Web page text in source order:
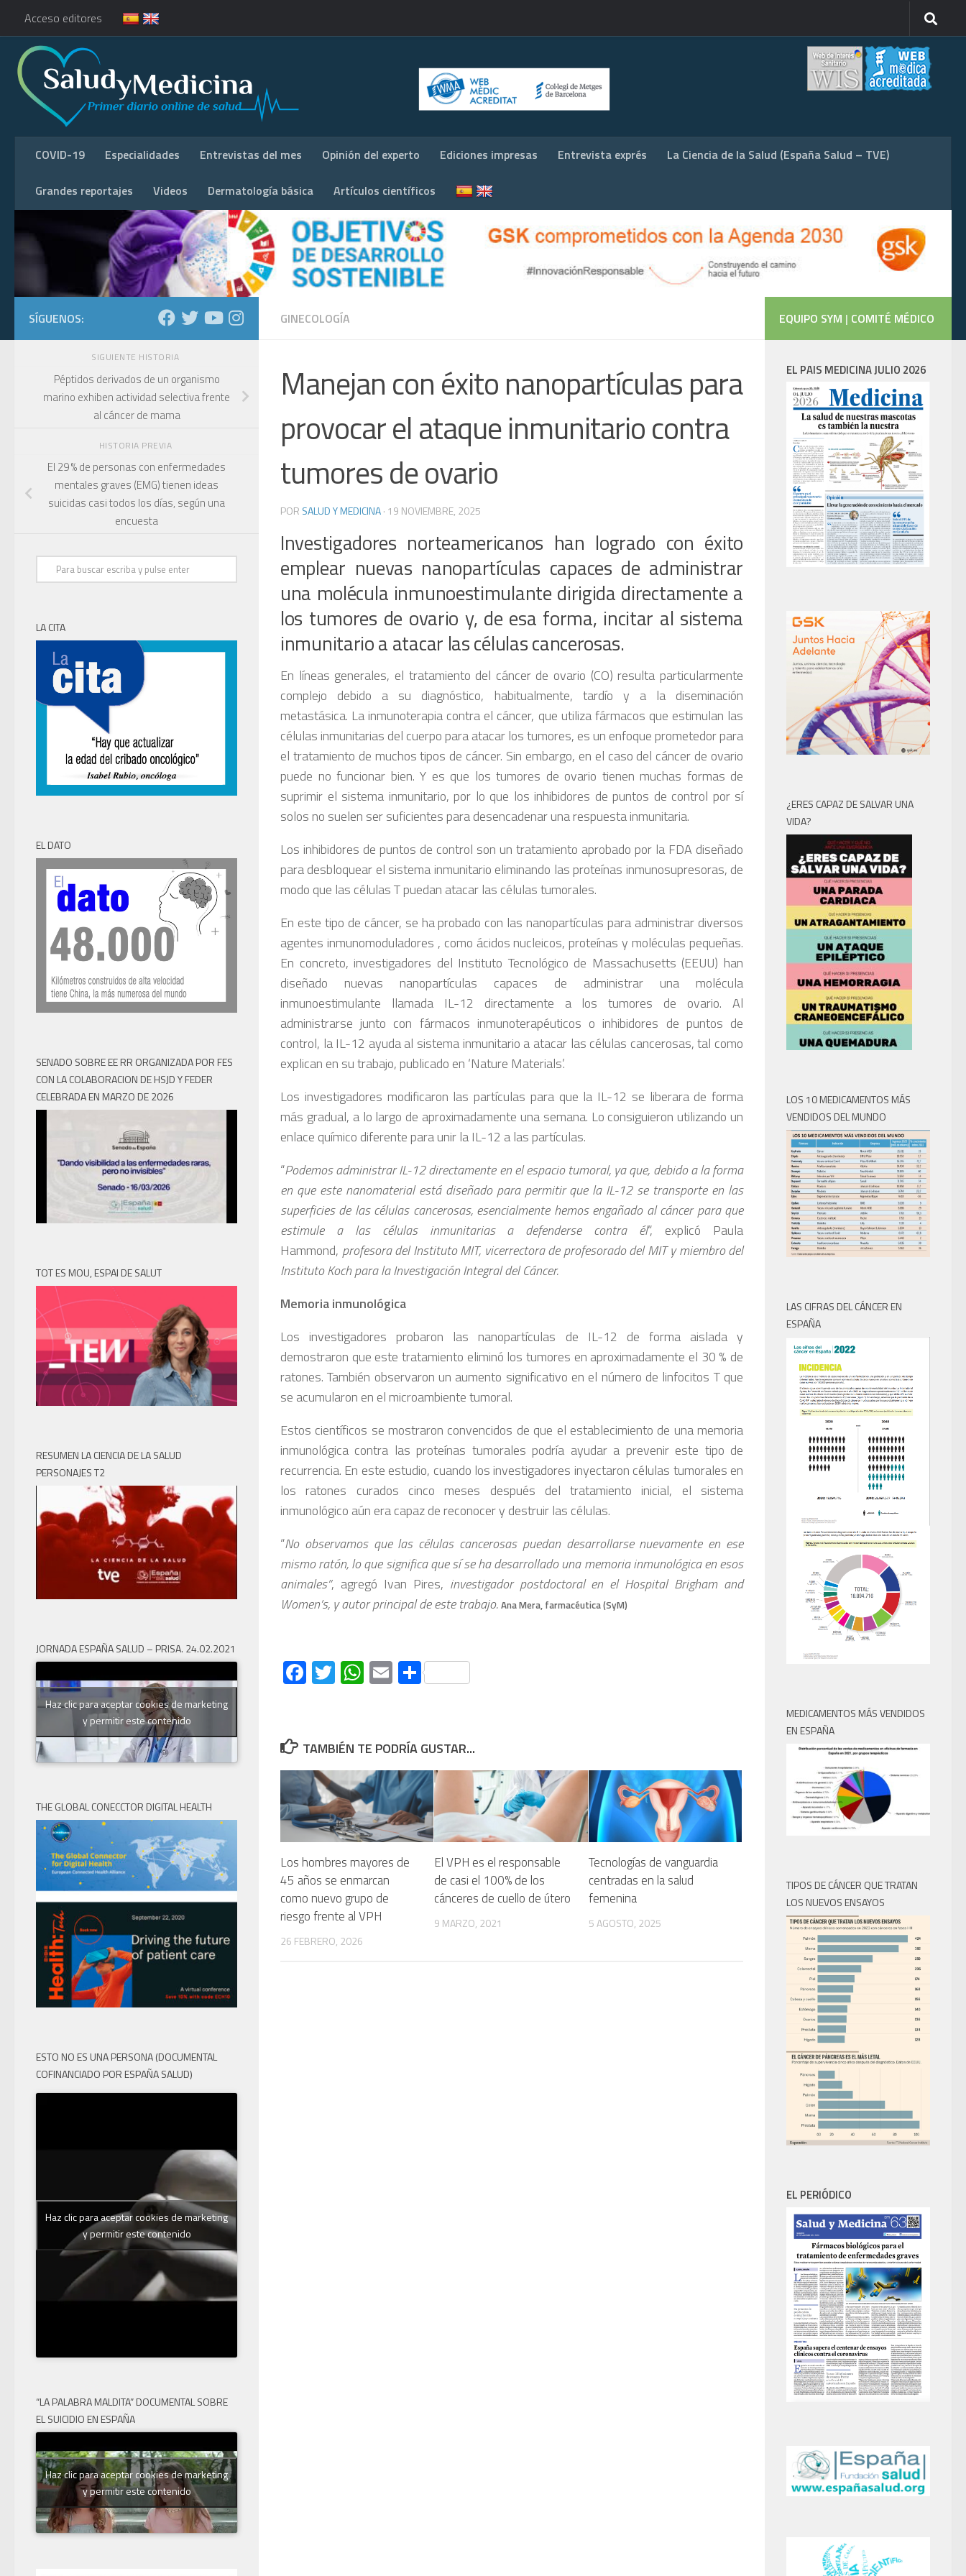
Acceso editores
COVID-19 Especialidades Entrevistas del mes Opinión del experto Ediciones impresas Entrevista exprés La Ciencia de la Salud (España Salud – TVE)
Grandes reportajes Videos Dermatología básica Artículos científicos
GINECOLOGÍA
Manejan con éxito nanopartículas para
provocar el ataque inmunitario contra
tumores de ovario
POR SALUD Y MEDICINA· 19 NOVIEMBRE, 2025
Investigadores norteamericanos han logrado con éxito
emplear nuevas nanopartículas capaces de administrar
una molécula inmunoestimulante dirigida directamente a
los tumores de ovario y, de esa forma, incitar al sistema
inmunitario a atacar las células cancerosas.
En líneas generales, el tratamiento del cáncer de ovario (CO) resulta particularmente
complejo debido a su diagnóstico, habitualmente, tardío y a la diseminación
metastásica. La inmunoterapia contra el cáncer, que utiliza fármacos que estimulan las
células inmunitarias del cuerpo para atacar los tumores, es un enfoque prometedor para
el tratamiento de muchos tipos de cáncer. Sin embargo, en el caso del cáncer de ovario
puede no funcionar bien. Y es que los tumores de ovario tienen muchas formas de
suprimir el sistema inmunitario, por lo que los inhibidores de puntos de control por sí
solos no suelen ser suficientes para desencadenar una respuesta inmunitaria.
Los inhibidores de puntos de control son un tratamiento aprobado por la FDA diseñado
para desbloquear el sistema inmunitario eliminando las proteínas inmunosupresoras, de
modo que las células T puedan atacar las células tumorales.
En este tipo de cáncer, se ha probado con las nanopartículas para administrar diversos
agentes inmunomoduladores , como ácidos nucleicos, proteínas y moléculas pequeñas.
En concreto, investigadores del Instituto Tecnológico de Massachusetts (EEUU) han
diseñado nuevas nanopartículas capaces de administrar una molécula
inmunoestimulante llamada IL-12 directamente a los tumores de ovario. Al
administrarse junto con fármacos inmunoterapéuticos o inhibidores de puntos de
control, la IL-12 ayuda al sistema inmunitario a atacar las células cancerosas, tal como
explican en su trabajo, publicado en ‘Nature Materials’.
Los investigadores modificaron las partículas para que la IL-12 se liberara de forma
más gradual, a lo largo de aproximadamente una semana. Lo consiguieron utilizando un
enlace químico diferente para unir la IL-12 a las partículas.
“Podemos administrar IL-12 directamente en el espacio tumoral, ya que, debido a la forma
en que este nanomaterial está diseñado para permitir que la IL-12 se transporte en las
superficies de las células cancerosas, esencialmente hemos engañado al cáncer para que
estimule a las células inmunitarias a defenderse contra él“, explicó Paula
Hammond, profesora del Instituto MIT, vicerrectora de profesorado del MIT y miembro del
Instituto Koch para la Investigación Integral del Cáncer.
Memoria inmunológica
Los investigadores probaron las nanopartículas de IL-12 de forma aislada y
demostraron que este tratamiento eliminó los tumores en aproximadamente el 30 % de
ratones. También observaron un aumento significativo en el número de linfocitos T que
se acumularon en el microambiente tumoral.
Estos científicos se mostraron convencidos de que el establecimiento de una memoria
inmunológica contra las proteínas tumorales podría ayudar a prevenir este tipo de
recurrencia. En este estudio, cuando los investigadores inyectaron células tumorales en
los ratones curados cinco meses después del tratamiento inicial, el sistema
inmunológico aún era capaz de reconocer y destruir las células.
“No observamos que las células cancerosas puedan desarrollarse nuevamente en ese
mismo ratón, lo que significa que sí se ha desarrollado una memoria inmunológica en esos
animales”, agregó Ivan Pires, investigador postdoctoral en el Hospital Brigham and
Women’s, y autor principal de este trabajo. Ana Mera, farmacéutica (SyM)
Facebook
Twitter
WhatsApp
EmailCompartir
TAMBIÉN TE PODRÍA GUSTAR...
Los hombres mayores de
45 años se enmarcan
como nuevo grupo de
riesgo frente al VPH
26 FEBRERO, 2026
El VPH es el responsable
de casi el 100% de los
cánceres de cuello de útero
9 MARZO, 2021
Tecnologías de vanguardia
centradas en la salud
femenina
5 AGOSTO, 2025
SÍGUENOS:
SIGUIENTE HISTORIA
Péptidos derivados de un organismo
marino exhiben actividad selectiva frente
al cáncer de mama
HISTORIA PREVIA
El 29 % de personas con enfermedades
mentales graves (EMG) tienen ideas
suicidas casi todos los días, según una
encuesta
LA CITA
EL DATO
SENADO SOBRE EE RR ORGANIZADA POR FES
CON LA COLABORACION DE HSJD Y FEDER
CELEBRADA EN MARZO DE 2026
TOT ES MOU, ESPAI DE SALUT
RESUMEN LA CIENCIA DE LA SALUD
PERSONAJES T2
JORNADA ESPAÑA SALUD – PRISA. 24.02.2021
Haz clic para aceptar cookies de marketing
y permitir este contenido
THE GLOBAL CONECCTOR DIGITAL HEALTH
ESTO NO ES UNA PERSONA (DOCUMENTAL
COFINANCIADO POR ESPAÑA SALUD)
Haz clic para aceptar cookies de marketing
y permitir este contenido
“LA PALABRA MALDITA” DOCUMENTAL SOBRE
EL SUICIDIO EN ESPAÑA
Haz clic para aceptar cookies de marketing
y permitir este contenido
EQUIPO SYM | COMITÉ MÉDICO
EL PAIS MEDICINA JULIO 2026
¿ERES CAPAZ DE SALVAR UNA
VIDA?
LOS 10 MEDICAMENTOS MÁS
VENDIDOS DEL MUNDO
LAS CIFRAS DEL CÁNCER EN
ESPAÑA
MEDICAMENTOS MÁS VENDIDOS
EN ESPAÑA
TIPOS DE CÁNCER QUE TRATAN
LOS NUEVOS ENSAYOS
EL PERIÓDICO